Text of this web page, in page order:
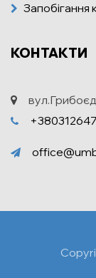
Запобігання
КОНТАКТИ